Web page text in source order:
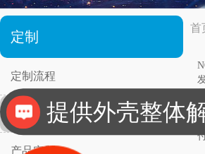
定制
定制流程
成功案例
产品定制
首
提供外壳整体
工业设计、二